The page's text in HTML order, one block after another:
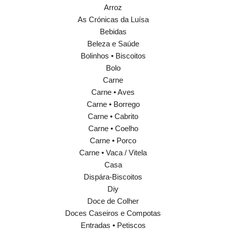
Arroz
As Crónicas da Luísa
Bebidas
Beleza e Saúde
Bolinhos • Biscoitos
Bolo
Carne
Carne • Aves
Carne • Borrego
Carne • Cabrito
Carne • Coelho
Carne • Porco
Carne • Vaca / Vitela
Casa
Dispára-Biscoitos
Diy
Doce de Colher
Doces Caseiros e Compotas
Entradas • Petiscos